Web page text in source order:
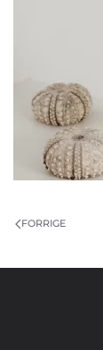
FORRIGE